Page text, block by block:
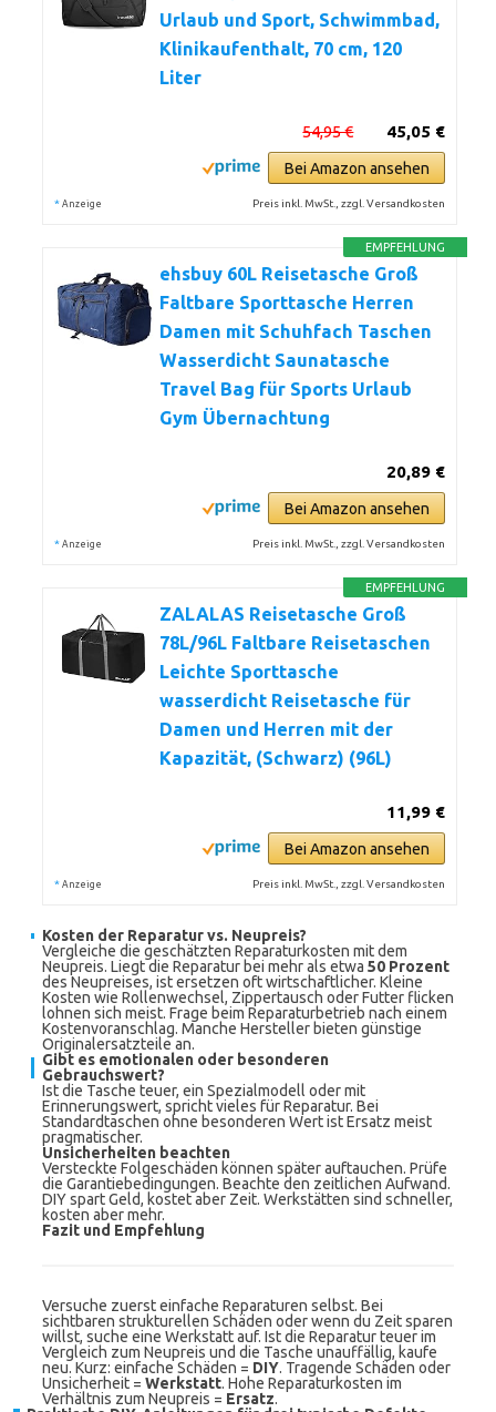
Urlaub und Sport, Schwimmbad,
Klinikaufenthalt, 70 cm, 120
Liter
45,05 €
54,95 €
Bei Amazon ansehen
* Anzeige Preis inkl. MwSt., zzgl. Versandkosten
EMPFEHLUNG
ehsbuy 60L Reisetasche Groß
Faltbare Sporttasche Herren
Damen mit Schuhfach Taschen
Wasserdicht Saunatasche
Travel Bag für Sports Urlaub
Gym Übernachtung
20,89 €
Bei Amazon ansehen
* Anzeige Preis inkl. MwSt., zzgl. Versandkosten
EMPFEHLUNG
ZALALAS Reisetasche Groß
78L/96L Faltbare Reisetaschen
Leichte Sporttasche
wasserdicht Reisetasche für
Damen und Herren mit der
Kapazität, (Schwarz) (96L)
11,99 €
Bei Amazon ansehen
* Anzeige Preis inkl. MwSt., zzgl. Versandkosten
Kosten der Reparatur vs. Neupreis?
Vergleiche die geschätzten Reparaturkosten mit dem
Neupreis. Liegt die Reparatur bei mehr als etwa 50 Prozent
des Neupreises, ist ersetzen oft wirtschaftlicher. Kleine
Kosten wie Rollenwechsel, Zippertausch oder Futter flicken
lohnen sich meist. Frage beim Reparaturbetrieb nach einem
Kostenvoranschlag. Manche Hersteller bieten günstige
Originalersatzteile an.
Gibt es emotionalen oder besonderen
Gebrauchswert?
Ist die Tasche teuer, ein Spezialmodell oder mit
Erinnerungswert, spricht vieles für Reparatur. Bei
Standardtaschen ohne besonderen Wert ist Ersatz meist
pragmatischer.
Unsicherheiten beachten
Versteckte Folgeschäden können später auftauchen. Prüfe
die Garantiebedingungen. Beachte den zeitlichen Aufwand.
DIY spart Geld, kostet aber Zeit. Werkstätten sind schneller,
kosten aber mehr.
Fazit und Empfehlung
Versuche zuerst einfache Reparaturen selbst. Bei
sichtbaren strukturellen Schäden oder wenn du Zeit sparen
willst, suche eine Werkstatt auf. Ist die Reparatur teuer im
Vergleich zum Neupreis und die Tasche unauffällig, kaufe
neu. Kurz: einfache Schäden = DIY. Tragende Schäden oder
Unsicherheit = Werkstatt. Hohe Reparaturkosten im
Verhältnis zum Neupreis = Ersatz.